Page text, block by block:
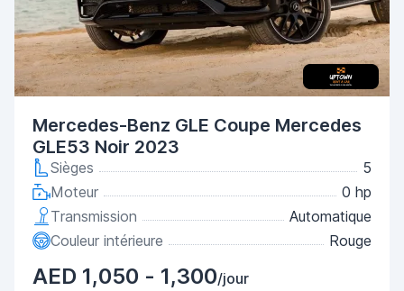
Mercedes-Benz GLE Coupe Mercedes
GLE53 Noir 2023
Sièges
5
Moteur
0 hp
Transmission
Automatique
Couleur intérieure
Rouge
AED 1,050 - 1,300/jour